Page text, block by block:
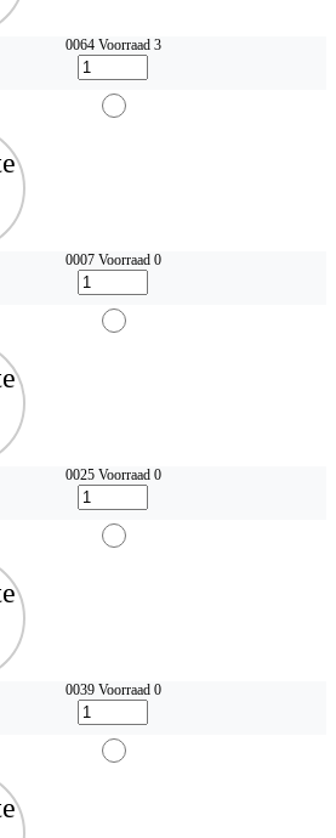
0064 Voorraad 3
0007 Voorraad 0
0025 Voorraad 0
0039 Voorraad 0